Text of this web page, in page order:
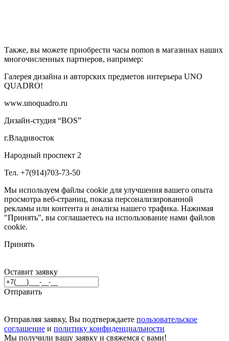
Также, вы можете приобрести часы nomon в магазинах наших
многочисленных партнеров, например:
Галерея дизайна и авторских предметов интерьера UNO
QUADRO!
www.unoquadro.ru
Дизайн-студия “BOS”
г.Владивосток
Народный проспект 2
Тел. +7(914)703-73-50
Мы используем файлы cookie для улучшения вашего опыта
просмотра веб-страниц, показа персонализированной
рекламы или контента и анализа нашего трафика. Нажимая
"Принять", вы соглашаетесь на использование нами файлов
cookie.
Принять
Оставит заявку
Отправить
Отправляя заявку, Вы подтверждаете пользовательское
соглашение и политику конфиденциальности
Мы получили вашу заявку и свяжемся с вами!